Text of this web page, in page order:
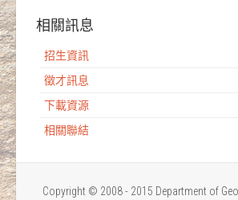
相關訊息
招生資訊
徵才訊息
下載資源
相關聯結
Copyright © 2008 - 2015 Department of